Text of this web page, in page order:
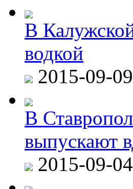
В
водкой
2015-09-
В
выпускают
2015-09-